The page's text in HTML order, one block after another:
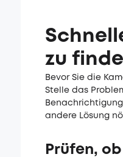
zu
Bevor Sie die
Stelle das
andere Lösung
Prüfen,